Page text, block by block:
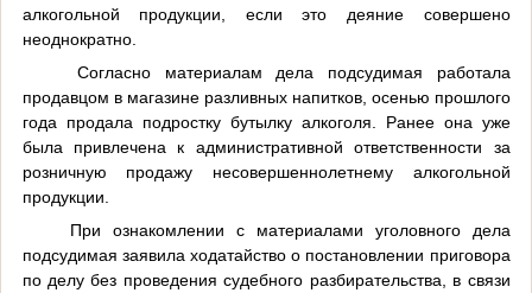
алкогольной продукции, если это деяние совершено
неоднократно.
Согласно материалам дела подсудимая работала
продавцом в магазине разливных напитков, осенью прошлого
года продала подростку бутылку алкоголя. Ранее она уже
была привлечена к административной ответственности за
розничную продажу несовершеннолетнему алкогольной
продукции.
При ознакомлении с материалами уголовного дела
подсудимая заявила ходатайство о постановлении приговора
по делу без проведения судебного разбирательства, в связи